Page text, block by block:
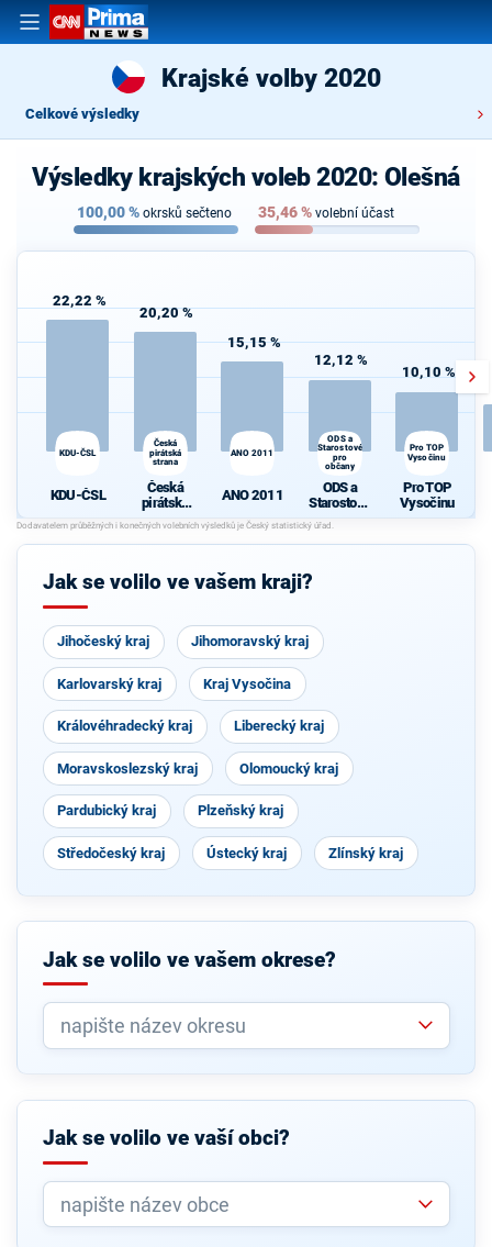
Krajské volby 2020
Celkové výsledky
Výsledky krajských voleb 2020: Olešná
100,00% okrsků sečteno 35,46% volební účast
22,22 %
KDU-ČSL
KDU-ČSL
20,20 %
Česká
pirátská
strana
Česká
pirátská
strana
15,15 %
ANO 2011
ANO 2011
12,12 %
ODS a
Starostové
pro
občany
ODS a
Starostové
pro občany
10,10 %
Pro TOP
Vysočinu
Pro TOP
Vysočinu
Jak se volilo ve vašem kraji?
Jihočeský kraj Jihomoravský kraj
Karlovarský kraj Kraj Vysočina
Královéhradecký kraj Liberecký kraj
Moravskoslezský kraj Olomoucký kraj
Pardubický kraj Plzeňský kraj
Středočeský kraj Ústecký kraj Zlínský kraj
Jak se volilo ve vašem okrese?
Jak se volilo ve vaší obci?